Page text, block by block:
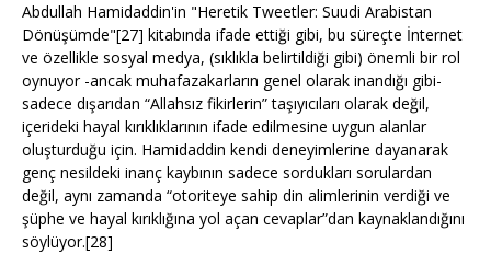
Abdullah Hamidaddin'in "Heretik Tweetler: Suudi Arabistan
Dönüşümde"[27] kitabında ifade ettiği gibi, bu süreçte İnternet
ve özellikle sosyal medya, (sıklıkla belirtildiği gibi) önemli bir rol
oynuyor -ancak muhafazakarların genel olarak inandığı gibi-
sadece dışarıdan “Allahsız fikirlerin” taşıyıcıları olarak değil,
içerideki hayal kırıklıklarının ifade edilmesine uygun alanlar
oluşturduğu için. Hamidaddin kendi deneyimlerine dayanarak
genç nesildeki inanç kaybının sadece sordukları sorulardan
değil, aynı zamanda “otoriteye sahip din alimlerinin verdiği ve
şüphe ve hayal kırıklığına yol açan cevaplar”dan kaynaklandığını
söylüyor.[28]